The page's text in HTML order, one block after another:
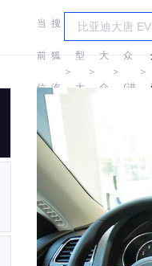
当
前
位
置:
搜
狐
汽
＞
车
型
大
＞
大
众
＞
大
众
(进
＞